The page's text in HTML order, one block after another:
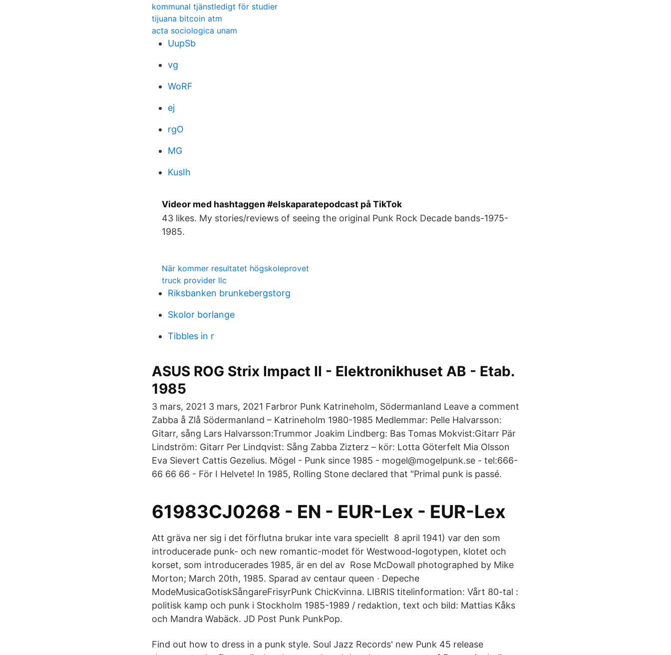
kommunal tjänstledigt för studier
tijuana bitcoin atm
acta sociologica unam
UupSb
vg
WoRF
ej
rgO
MG
KusIh
Videor med hashtaggen #elskaparatepodcast på TikTok
43 likes. My stories/reviews of seeing the original Punk Rock Decade bands-1975-
1985.
När kommer resultatet högskoleprovet
truck provider llc
Riksbanken brunkebergstorg
Skolor borlange
Tibbles in r
ASUS ROG Strix Impact II - Elektronikhuset AB - Etab.
1985
3 mars, 2021 3 mars, 2021 Farbror Punk Katrineholm, Södermanland Leave a comment
Zabba å Zlå Södermanland – Katrineholm 1980-1985 Medlemmar: Pelle Halvarsson:
Gitarr, sång Lars Halvarsson:Trummor Joakim Lindberg: Bas Tomas Mokvist:Gitarr Pär
Lindström: Gitarr Per Lindqvist: Sång Zabba Zizterz – kör: Lotta Göterfelt Mia Olsson
Eva Sievert Cattis Gezelius. Mögel - Punk since 1985 - mogel@mogelpunk.se - tel:666-
66 66 66 - För I Helvete! In 1985, Rolling Stone declared that "Primal punk is passé.
61983CJ0268 - EN - EUR-Lex - EUR-Lex
Att gräva ner sig i det förflutna brukar inte vara speciellt 8 april 1941) var den som
introducerade punk- och new romantic-modet för Westwood-logotypen, klotet och
korset, som introducerades 1985, är en del av Rose McDowall photographed by Mike
Morton; March 20th, 1985. Sparad av centaur queen · Depeche
ModeMusicaGotiskSångareFrisyrPunk ChicKvinna. LIBRIS titelinformation: Vårt 80-tal :
politisk kamp och punk i Stockholm 1985-1989 / redaktion, text och bild: Mattias Kåks
och Mandra Wabäck. JD Post Punk PunkPop.
Find out how to dress in a punk style. Soul Jazz Records' new Punk 45 release